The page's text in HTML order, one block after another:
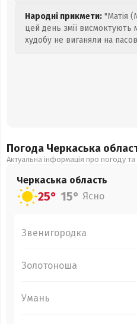
Народні прикмети: "Матія
цей день змії висмоктують
худобу не виганяли на
Погода Черкаська
Актуальна інформація про погоду
Черкаська область
25° 15° Ясно
Звенигородка
Золотоноша
Умань